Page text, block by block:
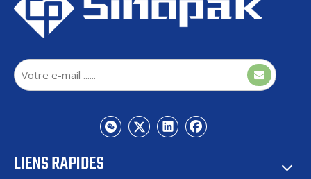
LIENS RAPIDES